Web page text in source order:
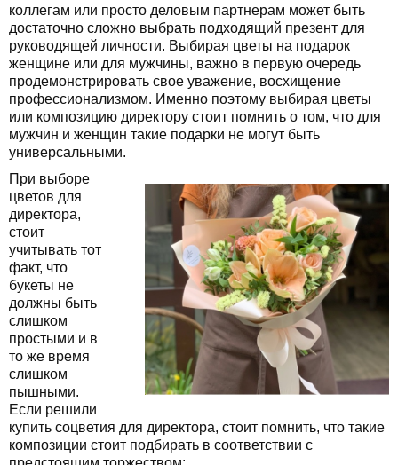
коллегам или просто деловым партнерам может быть
достаточно сложно выбрать подходящий презент для
руководящей личности. Выбирая цветы на подарок
женщине или для мужчины, важно в первую очередь
продемонстрировать свое уважение, восхищение
профессионализмом. Именно поэтому выбирая цветы
или композицию директору стоит помнить о том, что для
мужчин и женщин такие подарки не могут быть
универсальными.
При выборе
цветов для
директора,
стоит
учитывать тот
факт, что
букеты не
должны быть
слишком
простыми и в
то же время
слишком
пышными.
Если решили
купить соцветия для директора, стоит помнить, что такие
композиции стоит подбирать в соответствии с